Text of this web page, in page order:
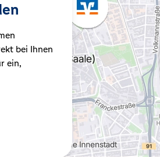
bei Ihnen
ein,